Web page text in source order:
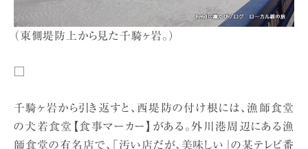
（東側堤防上から見た千騎ヶ岩。）
千騎ヶ岩から引き返すと、西堤防の付け根には、漁師食堂
の犬若食堂【食事マーカー】がある。外川港周辺にある漁
師食堂の有名店で、「汚い店だが、美味しい」の某テレビ番